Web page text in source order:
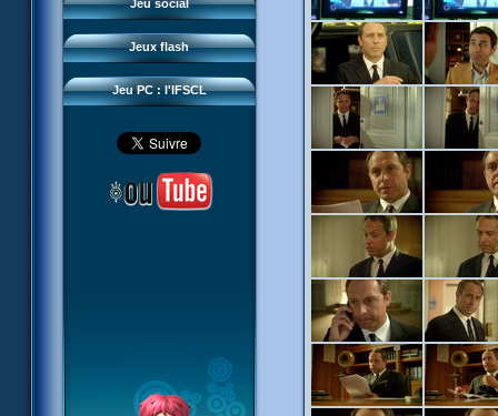
Jeu social
Jeux flash
Sector 2 Escape
Jeu PC : l'IFSCL
Téléchargements
Réseau IFSCL